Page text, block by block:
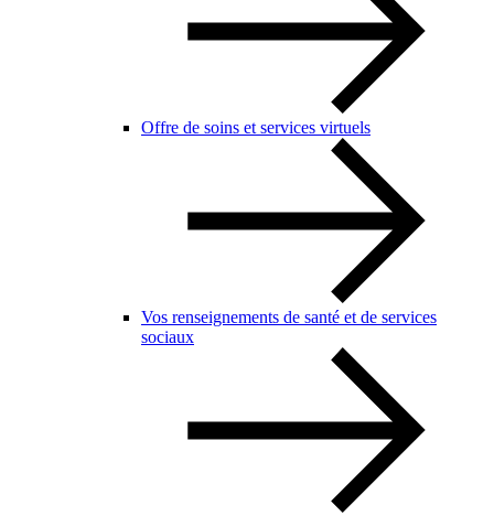
Offre de soins et services virtuels
Vos renseignements de santé et de services
sociaux